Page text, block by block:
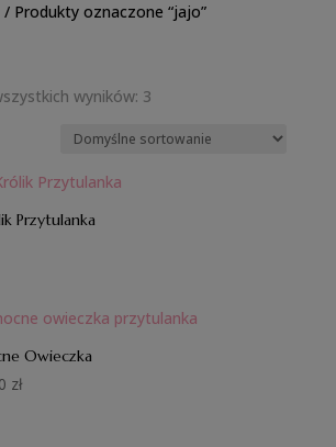
/ Produkty oznaczone “jajo”
wyników: 3
Przytulanka
Owieczka
złZakres